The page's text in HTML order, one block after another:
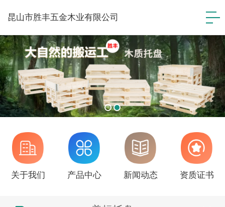
昆山市胜丰五金木业有限公司
关于我们 产品中心 新闻动态 资质证书